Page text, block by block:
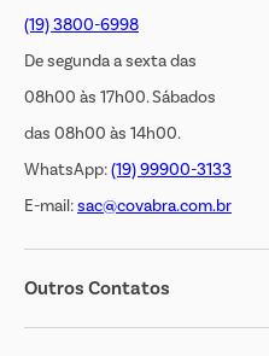
(19) 3800-6998
De segunda a sexta das
08h00 às 17h00. Sábados
das 08h00 às 14h00.
WhatsApp:(19) 99900-3133
E-mail:sac@covabra.com.br
Outros Contatos
Negócios Imobiliários